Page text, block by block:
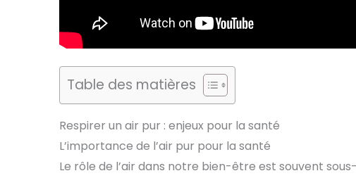
Table des matières
Respirer un air pur : enjeux pour la santé
L’importance de l’air pur pour la santé
Le rôle de l’air dans notre bien-être est souvent